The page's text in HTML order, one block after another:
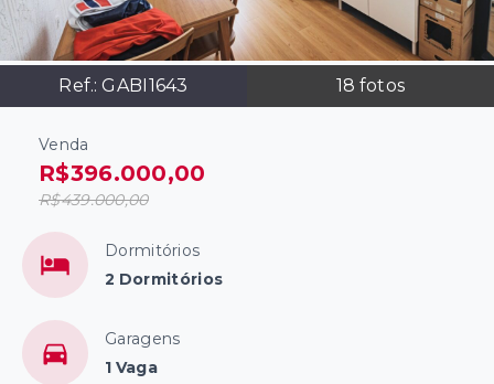
Ref.:GABI1643 18 fotos
Venda
R$396.000,00
R$439.000,00
Dormitórios
2 Dormitórios
Garagens
1 Vaga